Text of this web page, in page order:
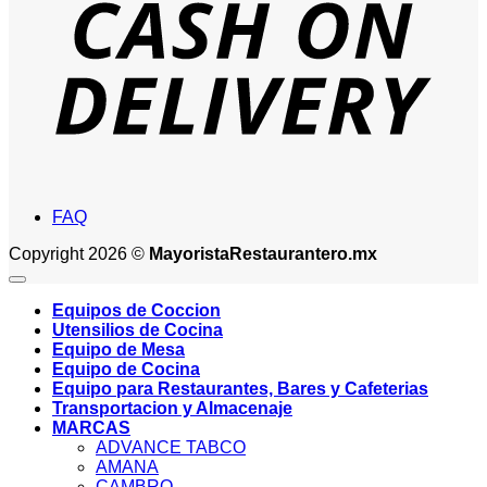
FAQ
Copyright 2026 © MayoristaRestaurantero.mx
Equipos de Coccion
Utensilios de Cocina
Equipo de Mesa
Equipo de Cocina
Equipo para Restaurantes, Bares y Cafeterias
Transportacion y Almacenaje
MARCAS
ADVANCE TABCO
AMANA